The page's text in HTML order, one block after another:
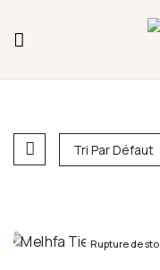
Tri Par Défaut
Rupture de
Fermeture
L'ajout au
commande ni